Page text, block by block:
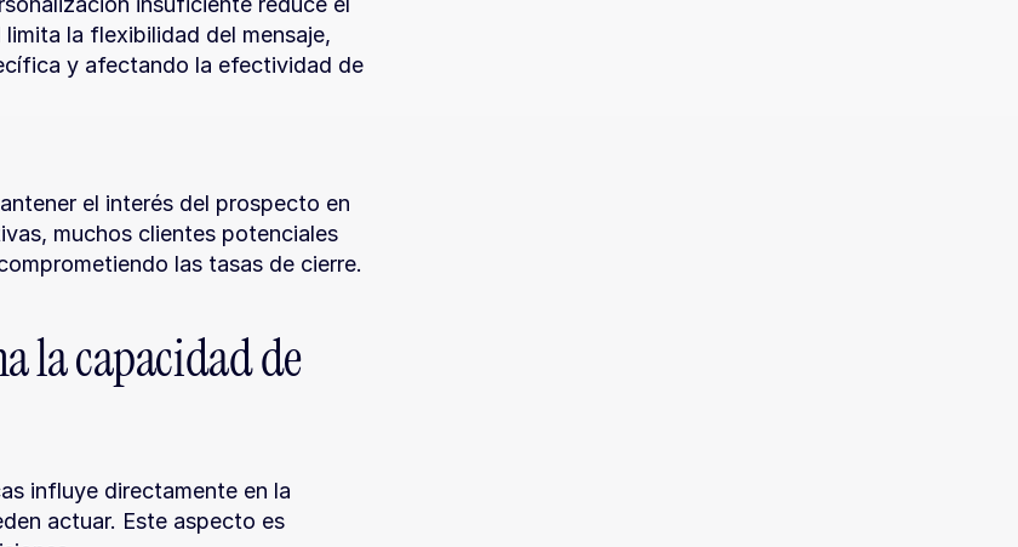
la flexibilidad del mensaje,
y afectando la efectividad de
el interés del prospecto en
muchos clientes potenciales
las tasas de cierre.
la capacidad de
influye directamente en la
actuar. Este aspecto es